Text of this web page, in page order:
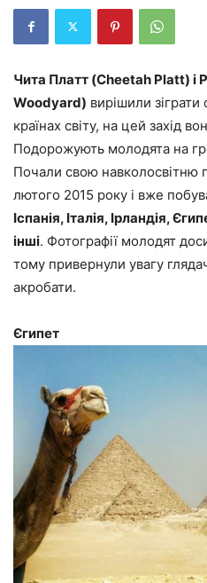
Чита Платт (Cheetah Platt) і
Woodyard) вирішили зіграти
країнах світу, на цей захід
Подорожують молодята на
Почали свою навколосвітню
лютого 2015 року і вже
Іспанія, Італія, Ірландія,
інші. Фотографії молодят
тому привернули увагу
акробати.
Єгипет